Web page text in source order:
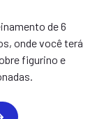
de 6
onde você terá
figurino e